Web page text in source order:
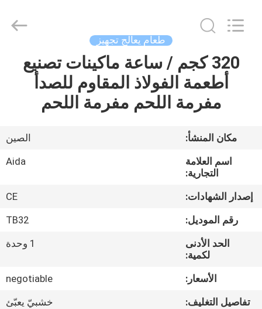
بيت
منتجات
أشرطة
فيديو
معلومات
جولة
المعمل
equipments
limited.
Reserved.
طعام يعالج تجهيز
320 كجم / ساعة ماكينات تصنيع
أطعمة الفولاذ المقاوم للصدأ
مفرمة اللحم مفرمة اللحم
مكان المنشأ:
الصين
اسم العلامة
التجارية:
Aida
إصدار الشهادات:
CE
رقم الموديل:
TB32
الحد الأدنى
لكمية:
1 وحدة
الأسعار:
negotiable
تفاصيل التغليف:
خشبيّ يعبّئ